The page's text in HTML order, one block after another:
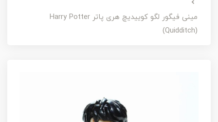
مینی فیگور لگو کوییدیچ هری پاتر Harry Potter
(Quidditch)